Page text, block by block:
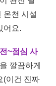
온천 시설
어요.
~점심 사
깔끔하게
(이건 진짜